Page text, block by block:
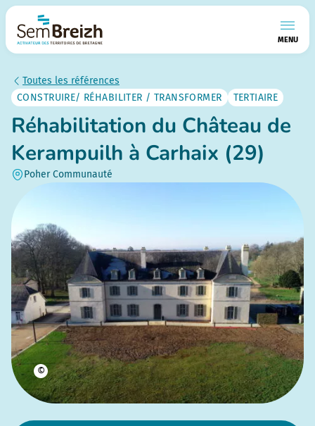
MENU
Toutes les références
CONSTRUIRE/ RÉHABILITER / TRANSFORMER
TERTIAIRE
Réhabilitation du Château de
Kerampuilh à Carhaix (29)
Poher Communauté
©